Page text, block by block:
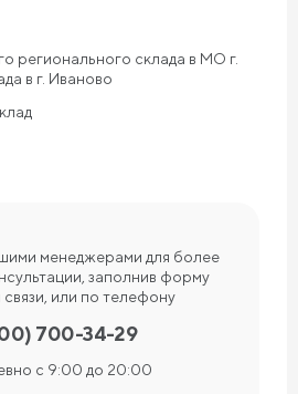
регионального склада в МО г.
в г. Иваново
менеджерами для более
заполнив форму
или по телефону
700-34-29
с 9:00 до 20:00